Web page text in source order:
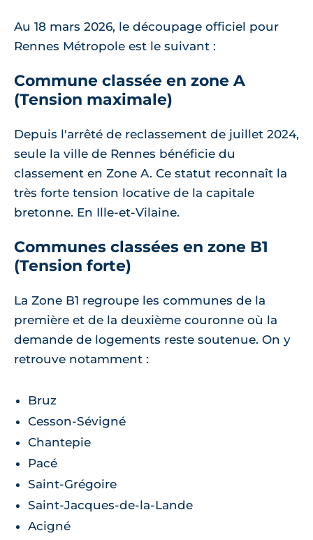
Au 18 mars 2026, le découpage officiel pour
Rennes Métropole est le suivant :
Commune classée en zone A
(Tension maximale)
Depuis l'arrêté de reclassement de juillet 2024,
seule la ville de Rennes bénéficie du
classement en Zone A. Ce statut reconnaît la
très forte tension locative de la capitale
bretonne. En Ille-et-Vilaine.
Communes classées en zone B1
(Tension forte)
La Zone B1 regroupe les communes de la
première et de la deuxième couronne où la
demande de logements reste soutenue. On y
retrouve notamment :
Bruz
Cesson-Sévigné
Chantepie
Pacé
Saint-Grégoire
Saint-Jacques-de-la-Lande
Acigné